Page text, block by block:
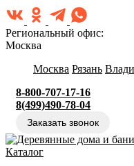
Региональный офис:
Москва
Москва Рязань
8-800-707-17-16
8(499)490-78-04
Заказать звонок
Каталог